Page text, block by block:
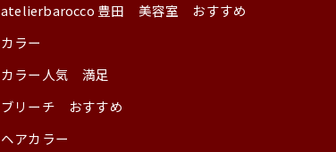
atelierbarocco 豊田 美容室 おすすめ
カラー
カラー人気 満足
ブリーチ おすすめ
ヘアカラー